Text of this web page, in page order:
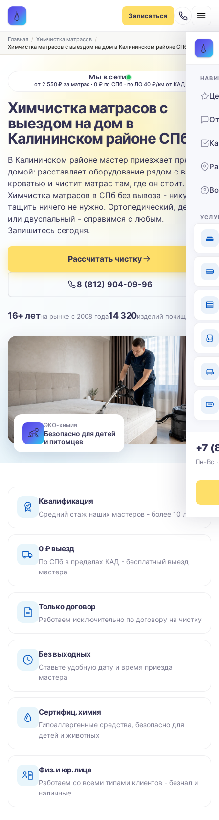
💧 Записаться
Записаться на химчистку
Рассчитаем стоимость и подберём удобное время
ТИП МЕБЕЛИ
ТИП ОБИВКИ
Выберите ткань…
ЗАГРЯЗНЕНИЕ
Выберите загрязнение…
ТЕЛЕФОН
Отправить
Нажимая кнопку, вы соглашаетесь сполитикой конфиденциальности
💧
+7
Пн-Вс
Главная
Химчистка матрасов
Химчистка матрасов с выездом на дом в Калининском районе СПб
Мы в сети
от 2 550 ₽ за матрас · 0 ₽ по СПб · по ЛО 40 ₽/км от КАД
Химчистка матрасов с
выездом на дом в
Калининском районе СПб
В Калининском районе мастер приезжает прямо
домой: расставляет оборудование рядом с вашей
кроватью и чистит матрас там, где он стоит.
Химчистка матрасов в СПб без вывоза - никуда
тащить ничего не нужно. Ортопедический, детский
или двуспальный - справимся с любым.
Запишитесь сегодня.
Рассчитать чистку
8 (812) 904-09-96
16+ летна рынке с 2008 года14 320изделий почищено
👶
ЭКО-химия
Безопасно для детей
и питомцев
Квалификация
Средний стаж наших мастеров - более 10 лет
0 ₽ выезд
По СПб в пределах КАД - бесплатный выезд
мастера
Только договор
Работаем исключительно по договору на чистку
Без выходных
Ставьте удобную дату и время приезда
мастера
Сертифиц. химия
Гипоаллергенные средства, безопасно для
детей и животных
Физ. и юр. лица
Работаем со всеми типами клиентов - безнал и
наличные